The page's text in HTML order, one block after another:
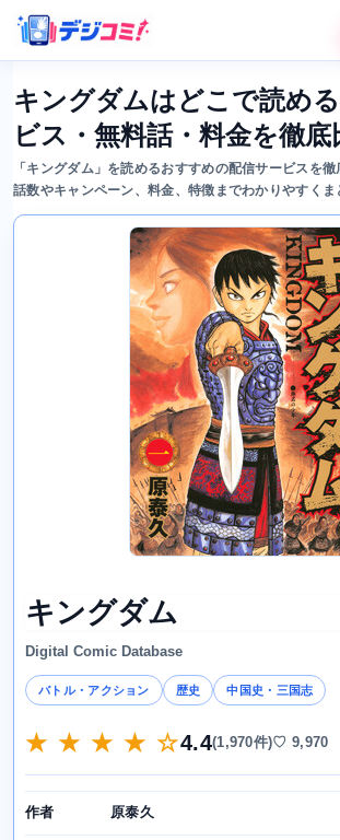
キングダムはどこで読め
ビス・無料話・料金を徹底
「キングダム」を読めるおすすめの配信サービスを
話数やキャンペーン、料金、特徴までわかりやすくま
キングダム
Digital Comic Database
バトル・アクション 歴史 中国史・三国志
★ ★ ★ ★ ☆4.4(1,970件)♡ 9,970
作者 原泰久